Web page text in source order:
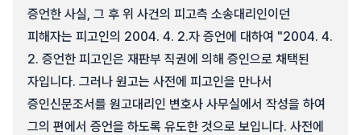
증언한 사실, 그 후 위 사건의 피고측 소송대리인이던
피해자는 피고인의 2004. 4. 2.자 증언에 대하여 "2004. 4.
2. 증언한 피고인은 재판부 직권에 의해 증인으로 채택된
자입니다. 그러나 원고는 사전에 피고인을 만나서
증인신문조서를 원고대리인 변호사 사무실에서 작성을 하여
그의 편에서 증언을 하도록 유도한 것으로 보입니다. 사전에